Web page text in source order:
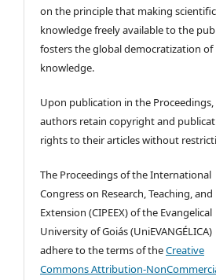
on the principle that making scientific
knowledge freely available to the
fosters the global democratization of
knowledge.
Upon publication in the Proceedings,
authors retain copyright and
rights to their articles without
The Proceedings of the International
Congress on Research, Teaching, and
Extension (CIPEEX) of the Evangelical
University of Goiás (UniEVANGÉLICA)
adhere to the terms of theCreative
Commons Attribution-